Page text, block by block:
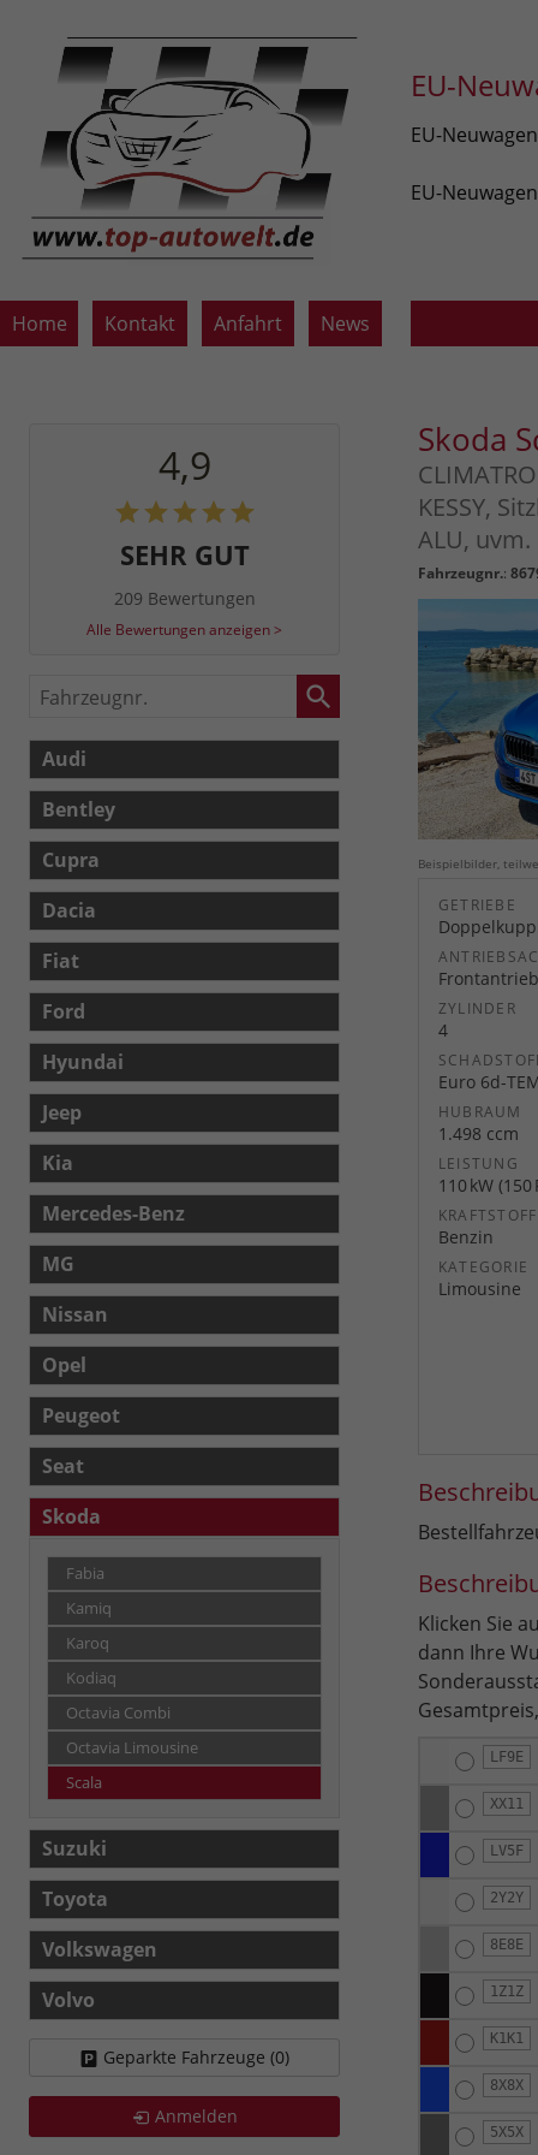
EU-
EU-
EU-
Home Kontakt Anfahrt News
Skoda
KESSY,
ALU, uvm.
Fahrzeugnr.:
Beispielbilder,
GETRIEBE
Frontantrieb
ZYLINDER
4
Euro 6d-
HUBRAUM
1.498 ccm
LEISTUNG
110 kW (150
KRAFTSTOFF
Benzin
KATEGORIE
Limousine
Klicken Sie
dann Ihre
LF9E
XX11
LV5F
2Y2Y
8E8E
1Z1Z
K1K1
8X8X
5X5X
4,9
SEHR GUT
209 Bewertungen
Alle Bewertungen anzeigen >
Fahrzeugnr.
Audi
Bentley
Cupra
Dacia
Fiat
Ford
Hyundai
Jeep
Kia
Mercedes-Benz
MG
Nissan
Opel
Peugeot
Seat
Skoda
Fabia
Kamiq
Karoq
Kodiaq
Octavia Combi
Octavia Limousine
Scala
Suzuki
Toyota
Volkswagen
Volvo
Geparkte Fahrzeuge (0)
Anmelden